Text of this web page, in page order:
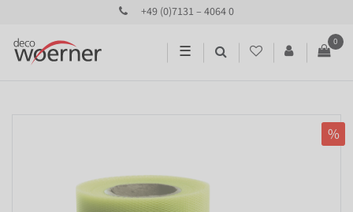
+49 (0)7131 – 4064 0
☰
0
%